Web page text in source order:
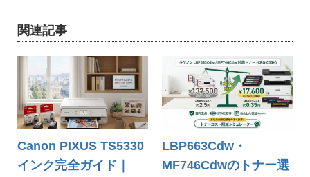
関連記事
Canon PIXUS TS5330
インク完全ガイド｜
LBP663Cdw・
MF746Cdwのトナー選